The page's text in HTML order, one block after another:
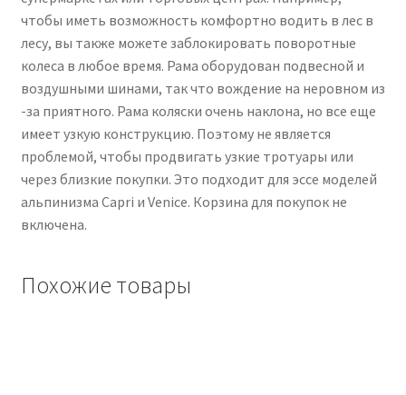
чтобы иметь возможность комфортно водить в лес в
лесу, вы также можете заблокировать поворотные
колеса в любое время. Рама оборудован подвесной и
воздушными шинами, так что вождение на неровном из
-за приятного. Рама коляски очень наклона, но все еще
имеет узкую конструкцию. Поэтому не является
проблемой, чтобы продвигать узкие тротуары или
через близкие покупки. Это подходит для эссе моделей
альпинизма Capri и Venice. Корзина для покупок не
включена.
Похожие товары